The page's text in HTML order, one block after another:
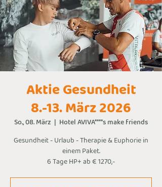
Aktie Gesundheit
8.-13. März 2026
So., 08. März
  |
Hotel AVIVA****s make friends
Gesundheit - Urlaub - Therapie & Euphorie in
einem Paket.
6 Tage HP+ ab € 1270,-